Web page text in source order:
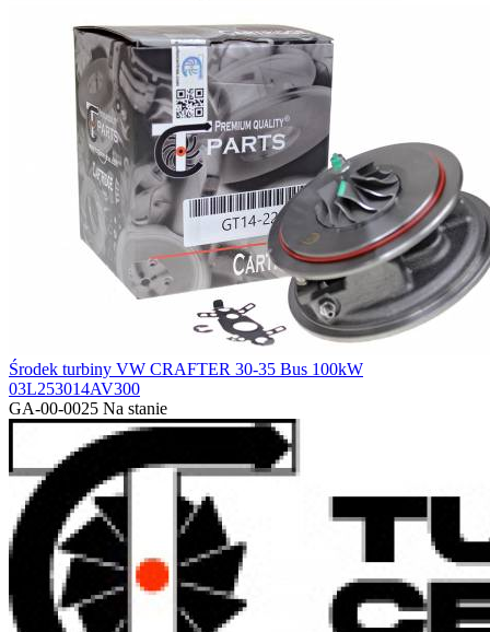
Środek turbiny VW CRAFTER 30-35 Bus 100kW
03L253014AV300
GA-00-0025 Na stanie